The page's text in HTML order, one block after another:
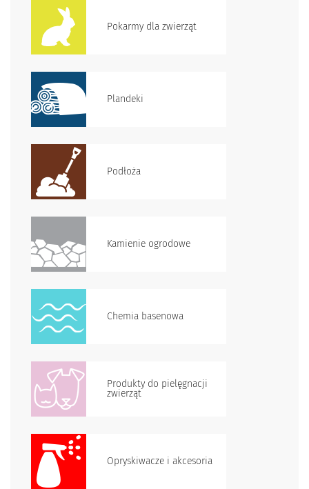
Pokarmy dla zwierząt
Plandeki
Podłoża
Kamienie ogrodowe
Chemia basenowa
Produkty do pielęgnacji
zwierząt
Opryskiwacze i akcesoria